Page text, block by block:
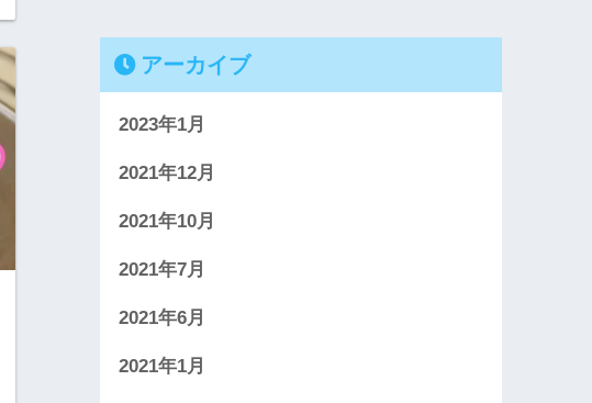
アーカイブ
2023年1月
2021年12月
2021年10月
2021年7月
2021年6月
2021年1月